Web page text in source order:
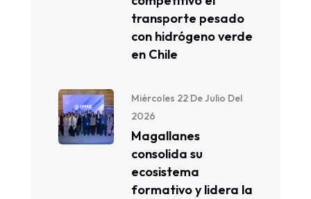
transporte pesado
con hidrógeno verde
en Chile
Miércoles 22 De Julio Del
2026
Magallanes
consolida su
ecosistema
formativo y lidera la